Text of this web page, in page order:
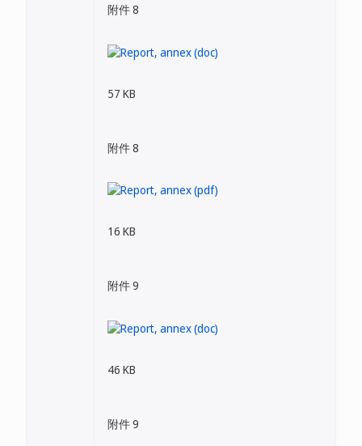
附件 8
57 KB
附件 8
16 KB
附件 9
46 KB
附件 9